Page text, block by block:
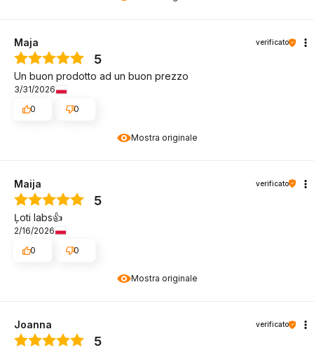
Mostra originale
Maja verificato
5
Un buon prodotto ad un buon prezzo
3/31/2026
0
0
Mostra originale
Maija verificato
5
Ļoti labs👍️️
2/16/2026
0
0
Joanna verificato
5